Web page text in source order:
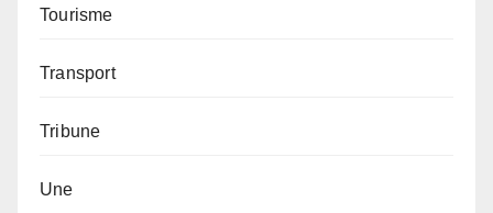
Tourisme
Transport
Tribune
Une